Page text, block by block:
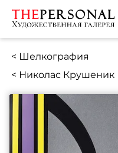
< Шелкография
< Николас Крушеник